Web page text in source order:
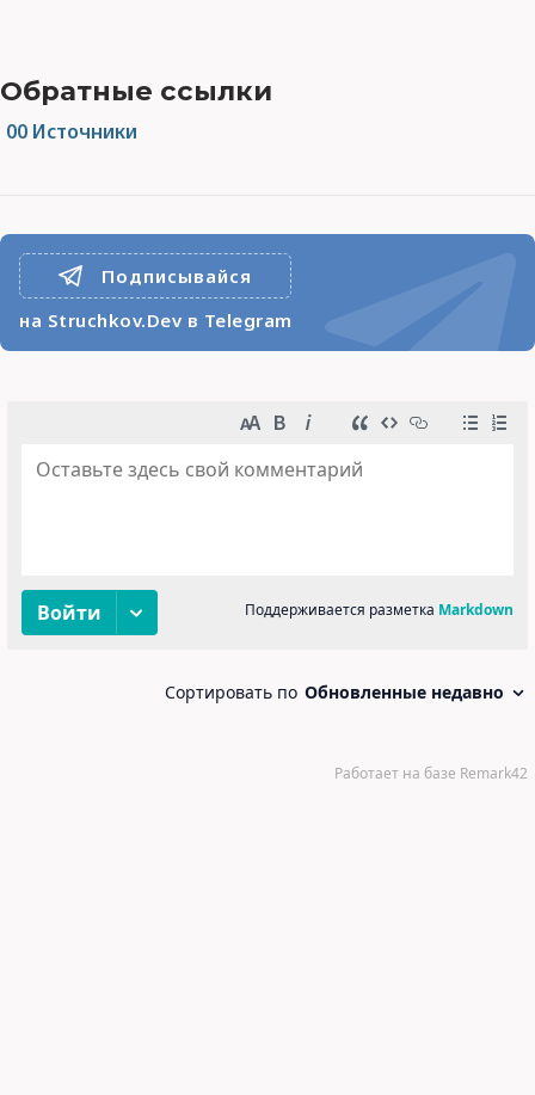
Обратные ссылки
00 Источники
Подписывайся
на Struchkov.Dev в Telegram